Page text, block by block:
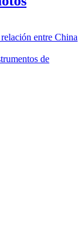
entre China
de